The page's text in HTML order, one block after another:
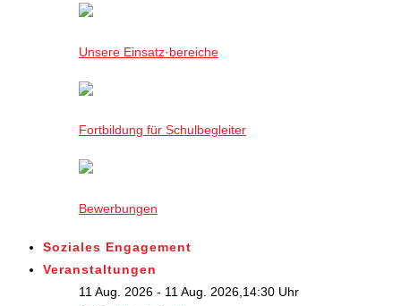
Unsere Einsatz·bereiche
Fortbildung für Schulbegleiter
Bewerbungen
Soziales Engagement
Veranstaltungen
11 Aug. 2026 - 11 Aug. 2026,14:30 Uhr